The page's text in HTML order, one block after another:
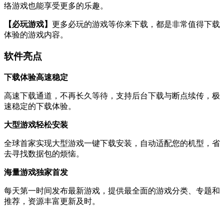
络游戏也能享受更多的乐趣。
【必玩游戏】 更多必玩的游戏等你来下载，都是非常值得下载
体验的游戏内容。
软件亮点
下载体验高速稳定
高速下载通道，不再长久等待，支持后台下载与断点续传，极
速稳定的下载体验。
大型游戏轻松安装
全球首家实现大型游戏一键下载安装，自动适配您的机型，省
去寻找数据包的烦恼。
海量游戏独家首发
每天第一时间发布最新游戏，提供最全面的游戏分类、专题和
推荐，资源丰富更新及时。